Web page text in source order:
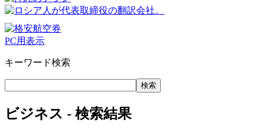
PC用表示
キーワード検索
ビジネス - 検索結果